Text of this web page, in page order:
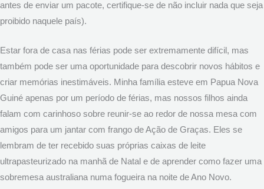
antes de enviar um pacote, certifique-se de não incluir nada que seja
proibido naquele país).
Estar fora de casa nas férias pode ser extremamente difícil, mas
também pode ser uma oportunidade para descobrir novos hábitos e
criar memórias inestimáveis. Minha família esteve em Papua Nova
Guiné apenas por um período de férias, mas nossos filhos ainda
falam com carinhoso sobre reunir-se ao redor de nossa mesa com
amigos para um jantar com frango de Ação de Graças. Eles se
lembram de ter recebido suas próprias caixas de leite
ultrapasteurizado na manhã de Natal e de aprender como fazer uma
sobremesa australiana numa fogueira na noite de Ano Novo.